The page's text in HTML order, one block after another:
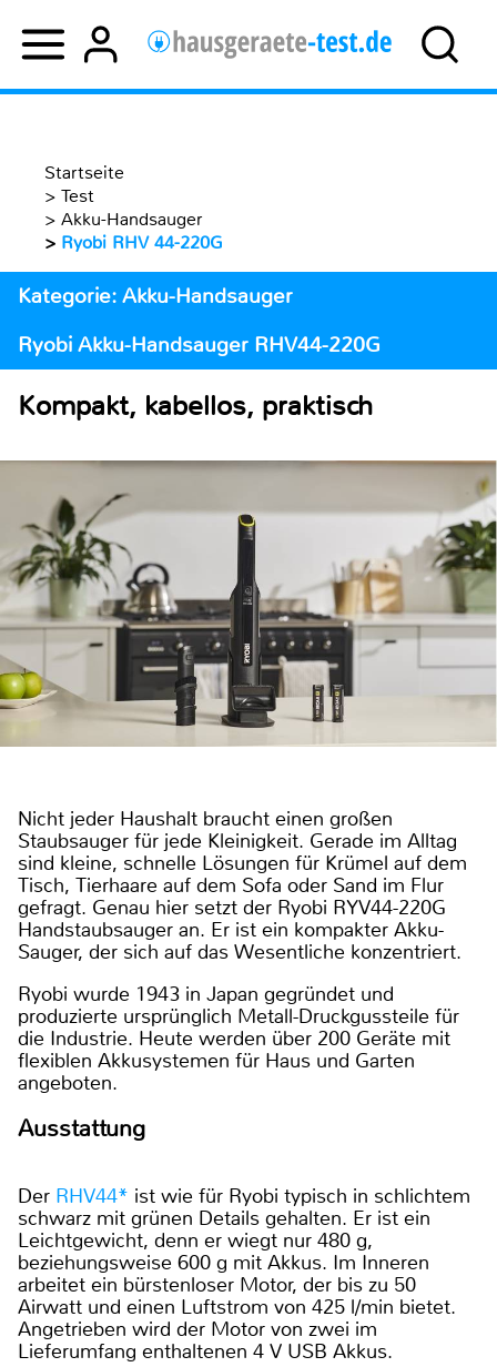
Startseite
> Test
> Akku-Handsauger
> Ryobi RHV 44-220G
Kategorie: Akku-Handsauger
Ryobi Akku-Handsauger RHV44-220G
Kompakt, kabellos, praktisch
Nicht jeder Haushalt braucht einen großen
Staubsauger für jede Kleinigkeit. Gerade im Alltag
sind kleine, schnelle Lösungen für Krümel auf dem
Tisch, Tierhaare auf dem Sofa oder Sand im Flur
gefragt. Genau hier setzt der Ryobi RYV44-220G
Handstaubsauger an. Er ist ein kompakter Akku-
Sauger, der sich auf das Wesentliche konzentriert.
Ryobi wurde 1943 in Japan gegründet und
produzierte ursprünglich Metall-Druckgussteile für
die Industrie. Heute werden über 200 Geräte mit
flexiblen Akkusystemen für Haus und Garten
angeboten.
Ausstattung
Der RHV44* ist wie für Ryobi typisch in schlichtem
schwarz mit grünen Details gehalten. Er ist ein
Leichtgewicht, denn er wiegt nur 480 g,
beziehungsweise 600 g mit Akkus. Im Inneren
arbeitet ein bürstenloser Motor, der bis zu 50
Airwatt und einen Luftstrom von 425 l/min bietet.
Angetrieben wird der Motor von zwei im
Lieferumfang enthaltenen 4 V USB Akkus.